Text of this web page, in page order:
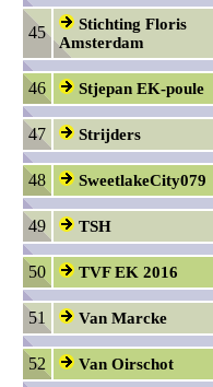
45
Stichting Floris
Amsterdam
46 Stjepan EK-poule
47 Strijders
48 SweetlakeCity079
49 TSH
50 TVF EK 2016
51 Van Marcke
52 Van Oirschot